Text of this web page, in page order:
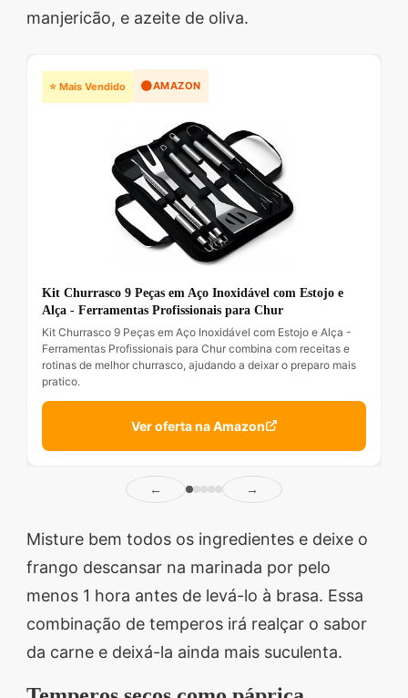
manjericão, e azeite de oliva.
⭐ Mais Vendido 🟠AMAZON
Kit Churrasco 9 Peças em Aço Inoxidável com Estojo e
Alça - Ferramentas Profissionais para Chur
Kit Churrasco 9 Peças em Aço Inoxidável com Estojo e Alça -
Ferramentas Profissionais para Chur combina com receitas e
rotinas de melhor churrasco, ajudando a deixar o preparo mais
pratico.
Ver oferta na Amazon
← →
Misture bem todos os ingredientes e deixe o
frango descansar na marinada por pelo
menos 1 hora antes de levá-lo à brasa. Essa
combinação de temperos irá realçar o sabor
da carne e deixá-la ainda mais suculenta.